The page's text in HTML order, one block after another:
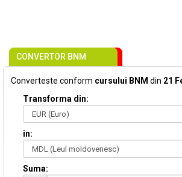
CONVERTOR BNM
Converteste conform cursului BNM din 21
Transforma din:
in:
Suma: